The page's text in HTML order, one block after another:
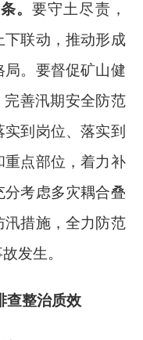
。要守土尽责，
下联动，推动形成
。要督促矿山健
完善汛期安全防范
到岗位、落实到
重点部位，着力补
考虑多灾耦合叠
汛措施，全力防范
发生。
查整治质效